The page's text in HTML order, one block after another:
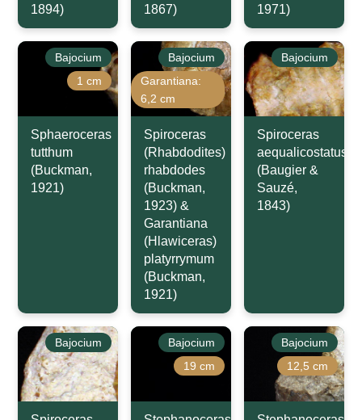
1894)
1867)
1971)
Bajocium
1 cm
Sphaeroceras
tutthum
(Buckman,
1921)
Bajocium
Garantiana:
6,2 cm
Spiroceras
(Rhabdodites)
rhabdodes
(Buckman,
1923) &
Garantiana
(Hlawiceras)
platyrrymum
(Buckman,
1921)
Bajocium
Spiroceras
aequalicostatus
(Baugier &
Sauzé,
1843)
Bajocium
Bajocium
19 cm
Bajocium
12,5 cm